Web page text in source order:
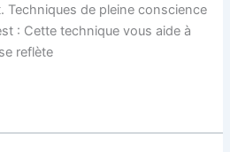
Techniques de pleine conscience
: Cette technique vous aide à
reflète